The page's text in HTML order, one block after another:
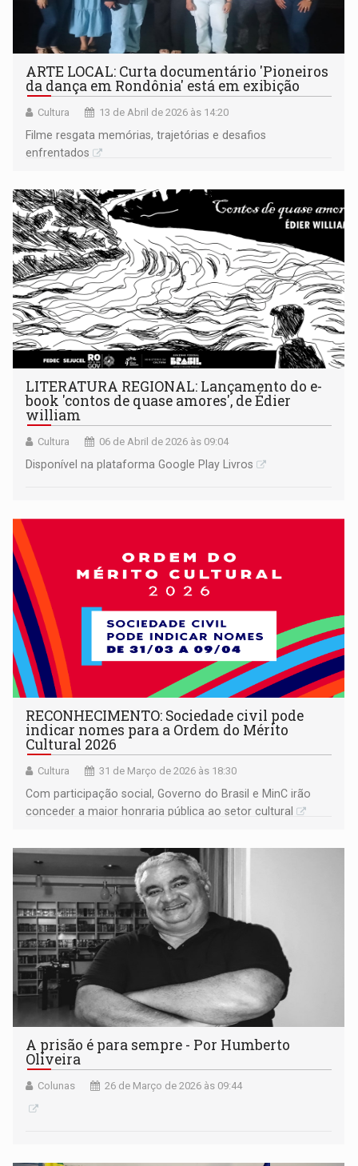
ARTE LOCAL: Curta documentário 'Pioneiros
da dança em Rondônia' está em exibição
Cultura 13 de Abril de 2026 às 14:20
Filme resgata memórias, trajetórias e desafios
enfrentados
LITERATURA REGIONAL: Lançamento do e-
book 'contos de quase amores', de Édier
william
Cultura 06 de Abril de 2026 às 09:04
Disponível na plataforma Google Play Livros
RECONHECIMENTO: Sociedade civil pode
indicar nomes para a Ordem do Mérito
Cultural 2026
Cultura 31 de Março de 2026 às 18:30
Com participação social, Governo do Brasil e MinC irão
conceder a maior honraria pública ao setor cultural
A prisão é para sempre - Por Humberto
Oliveira
Colunas 26 de Março de 2026 às 09:44